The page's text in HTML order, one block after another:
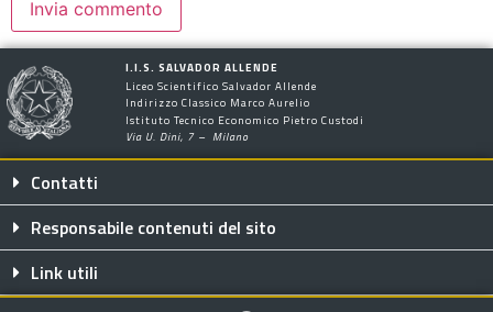
I.I.S. SALVADOR ALLENDE
Liceo Scientifico Salvador Allende
Indirizzo Classico Marco Aurelio
Istituto Tecnico Economico Pietro Custodi
Via U. Dini, 7 – Milano
Contatti
Responsabile contenuti del sito
Link utili